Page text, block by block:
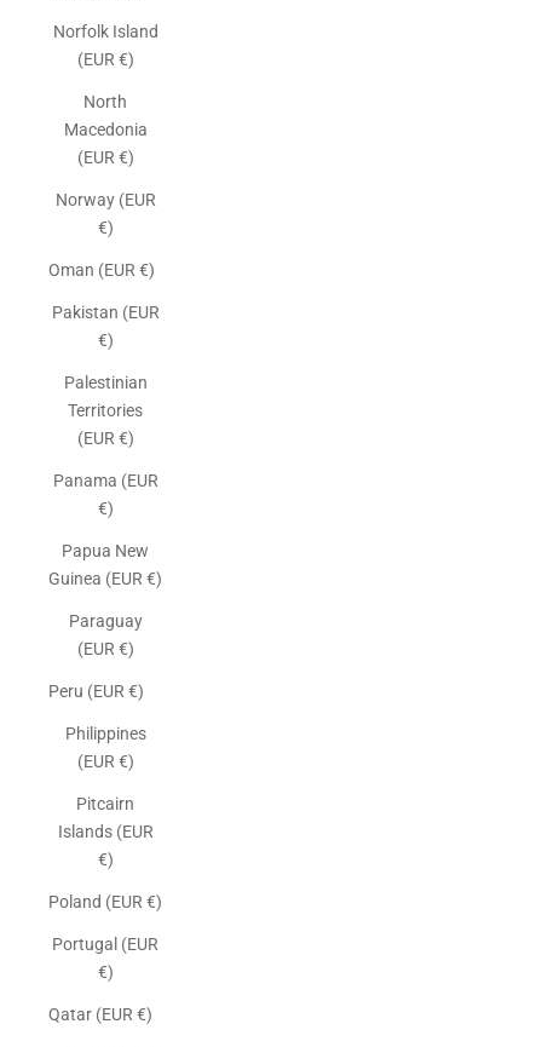
Norfolk Island
(EUR €)
North
Macedonia
(EUR €)
Norway (EUR
€)
Oman (EUR €)
Pakistan (EUR
€)
Palestinian
Territories
(EUR €)
Panama (EUR
€)
Papua New
Guinea (EUR €)
Paraguay
(EUR €)
Peru (EUR €)
Philippines
(EUR €)
Pitcairn
Islands (EUR
€)
Poland (EUR €)
Portugal (EUR
€)
Qatar (EUR €)